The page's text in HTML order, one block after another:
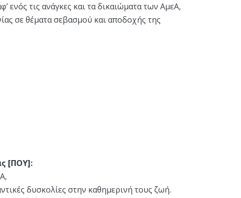
τις ανάγκες και τα δικαιώματα των ΑμεΑ,
σε θέματα σεβασμού και αποδοχής της
[ΠΟΥ]:
δυσκολίες στην καθημερινή τους ζωή.